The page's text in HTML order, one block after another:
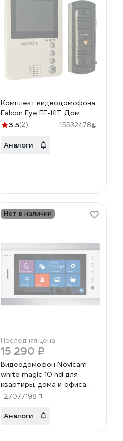
Комплект видеодомофона
Falcon Eye FE-KIT Дом
3.5(2) 15532478
Аналоги
Нет в наличии
Последняя цена
15 290 ₽
Видеодомофон Novicam
white magic 10 hd для
квартиры, дома и офиса
4804
27077198
Аналоги